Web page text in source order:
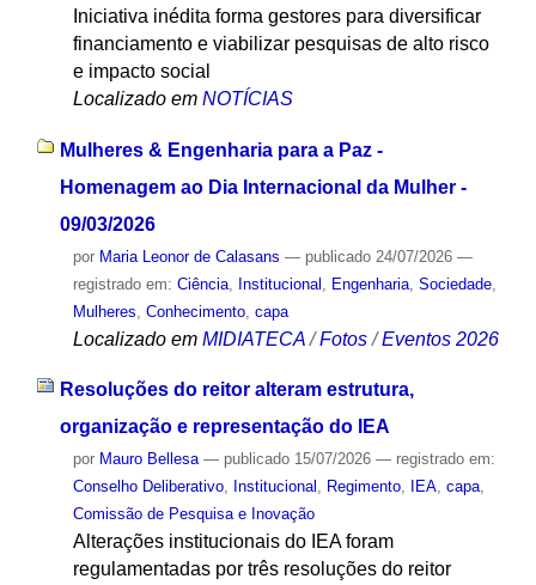
Iniciativa inédita forma gestores para diversificar
financiamento e viabilizar pesquisas de alto risco
e impacto social
Localizado em NOTÍCIAS
Mulheres & Engenharia para a Paz -
Homenagem ao Dia Internacional da Mulher -
09/03/2026
por Maria Leonor de Calasans — publicado24/07/2026 —
registrado em: Ciência, Institucional Engenharia, Sociedade,
Mulheres Conhecimento, capa
Localizado em MIDIATECA /Fotos /Eventos 2026
Resoluções do reitor alteram estrutura,
organização e representação do IEA
por Mauro Bellesa — publicado15/07/2026 — registrado em:
Conselho Deliberativo, Institucional , Regimento, IEA, capa,
Comissão de Pesquisa e Inovação
Alterações institucionais do IEA foram
regulamentadas por três resoluções do reitor